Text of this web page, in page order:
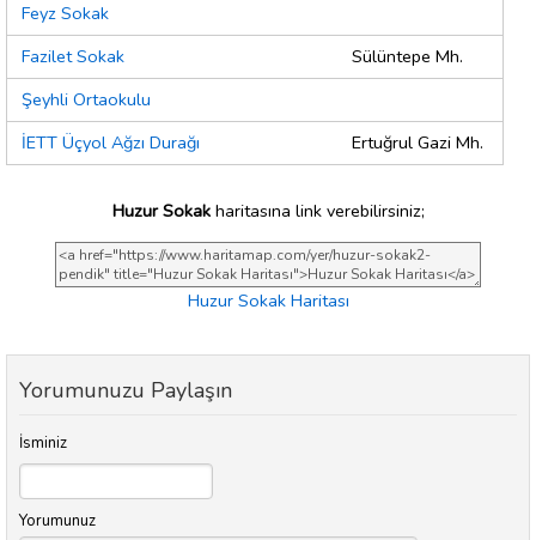
Feyz Sokak
Fazilet Sokak
Sülüntepe Mh.
Şeyhli Ortaokulu
İETT Üçyol Ağzı Durağı
Ertuğrul Gazi Mh.
Huzur Sokakharitasına link verebilirsiniz;
Huzur Sokak Haritası
Yorumunuzu Paylaşın
İsminiz
Yorumunuz